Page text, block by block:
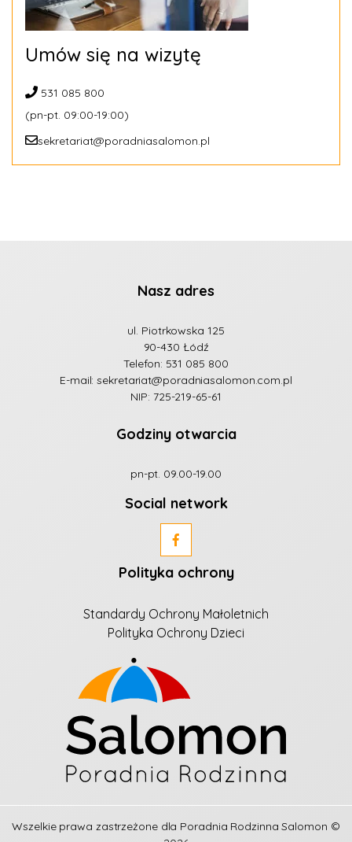
Umów się na wizytę
531 085 800
(pn-pt. 09:00-19:00)
sekretariat@poradniasalomon.pl
Nasz adres
ul. Piotrkowska 125
90-430 Łódź
Telefon: 531 085 800
E-mail:sekretariat@poradniasalomon.com.pl
NIP: 725-219-65-61
Godziny otwarcia
pn-pt. 09.00-19.00
Social network
Polityka ochrony
Standardy Ochrony Małoletnich
Polityka Ochrony Dzieci
Wszelkie prawa zastrzeżone dla Poradnia Rodzinna Salomon ©